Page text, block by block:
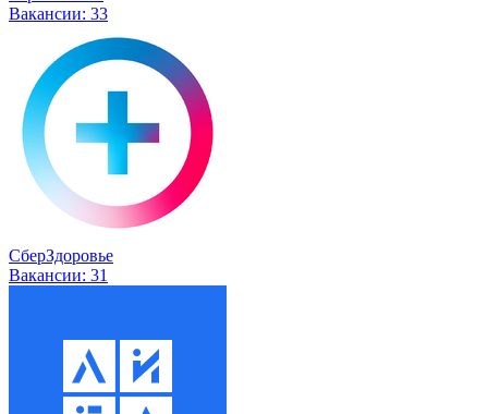
Вакансии: 33
СберЗдоровье
Вакансии: 31